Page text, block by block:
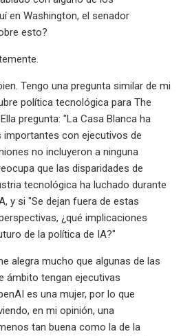
en Washington, el senador
esto?
Tengo una pregunta similar de mi
política tecnológica para The
pregunta: "La Casa Blanca ha
con ejecutivos de
no incluyeron a ninguna
que las disparidades de
tecnológica ha luchado durante
y si "Se dejan fuera de estas
¿qué implicaciones
de la política de IA?"
alegra mucho que algunas de las
ámbito tengan ejecutivas
es una mujer, por lo que
en mi opinión, una
tan buena como la de la